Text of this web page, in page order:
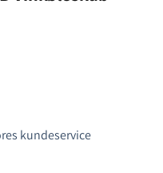
kundeservice